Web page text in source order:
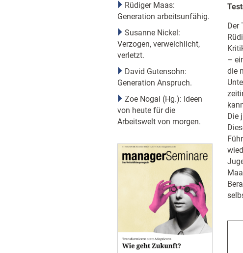
Rüdiger Maas:
Generation arbeitsunfähig.
Susanne Nickel:
Verzogen, verweichlicht,
verletzt.
David Gutensohn:
Generation Anspruch.
Zoe Nogai (Hg.): Ideen
von heute für die
Arbeitswelt von morgen.
Der
–
die
Die